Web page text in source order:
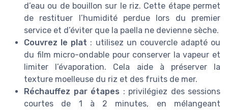
d’eau ou de bouillon sur le riz. Cette étape permet
de restituer l’humidité perdue lors du premier
service et d’éviter que la paella ne devienne sèche.
Couvrez le plat : utilisez un couvercle adapté ou
du film micro-ondable pour conserver la vapeur et
limiter l’évaporation. Cela aide à préserver la
texture moelleuse du riz et des fruits de mer.
Réchauffez par étapes : privilégiez des sessions
courtes de 1 à 2 minutes, en mélangeant